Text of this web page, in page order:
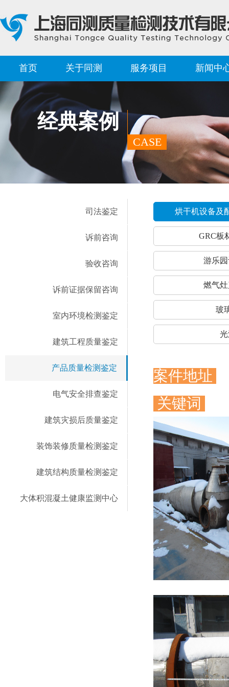
首页 关于同测 服务项目 新闻中
经典案例
CASE
司法鉴定
诉前咨询
验收咨询
诉前证据保留咨询
室内环境检测鉴定
建筑工程质量鉴定
产品质量检测鉴定
电气安全排查鉴定
建筑灾损后质量鉴定
装饰装修质量检测鉴定
建筑结构质量检测鉴定
大体积混凝土健康监测中心
烘干机设备及
GRC板
游乐
燃气
玻
案件地址
关键词